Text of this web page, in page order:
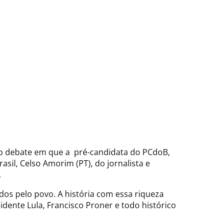
em que a pré-candidata do PCdoB,
Celso Amorim (PT), do jornalista e
pelo povo. A história com essa riqueza
Lula, Francisco Proner e todo histórico